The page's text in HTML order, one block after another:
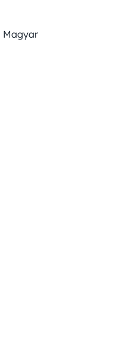
Magyar